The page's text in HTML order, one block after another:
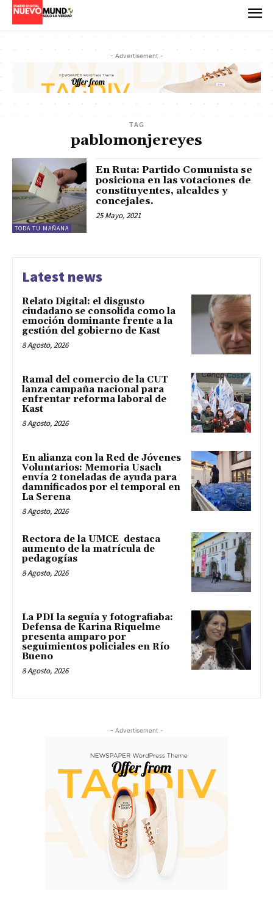
- Advertisement -
TAG
pablomonjereyes
TODA TU MAÑANA
En Ruta: Partido Comunista se
posiciona en las votaciones de
constituyentes, alcaldes y
concejales.
25 Mayo, 2021
Latest news
Relato Digital: el disgusto
ciudadano se consolida como la
emoción dominante frente a la
gestión del gobierno de Kast
8 Agosto, 2026
Ramal del comercio de la CUT
lanza campaña nacional para
enfrentar reforma laboral de
Kast
8 Agosto, 2026
En alianza con la Red de Jóvenes
Voluntarios: Memoria Usach
envía 2 toneladas de ayuda para
damnificados por el temporal en
La Serena
8 Agosto, 2026
Rectora de la UMCE destaca
aumento de la matrícula de
pedagogías
8 Agosto, 2026
La PDI la seguía y fotografiaba:
Defensa de Karina Riquelme
presenta amparo por
seguimientos policiales en Río
Bueno
8 Agosto, 2026
- Advertisement -